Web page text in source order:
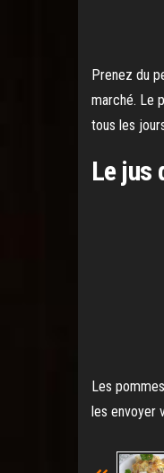
Prenez du
marché. Le
tous les
Le jus
Les
les envoyer